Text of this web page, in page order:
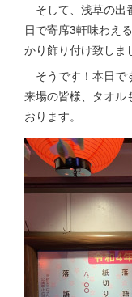
そして、浅草の出
日で寄席3軒味わえ
かり飾り付け致しま
そうです！本日で
来場の皆様、タオル
おります。